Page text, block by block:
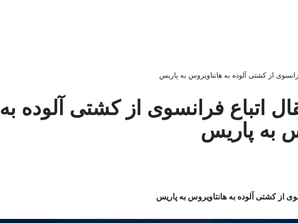
فرانسوی از کشتی آلوده به هانتاویروس به پاریس
اتباع فرانسوی از کشتی آلوده به
به پاریس
از کشتی آلوده به هانتاویروس به پاریس